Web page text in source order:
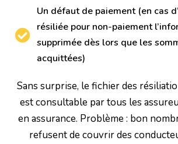
Un défaut de paiement (en cas
résiliée pour non-paiement
supprimée dès lors que les
acquittées)
Sans surprise, le fichier des
est consultable par tous les
en assurance. Problème : bon
refusent de couvrir des